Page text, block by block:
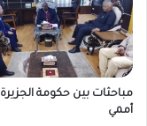
مباحثات بين حكومة
أممي